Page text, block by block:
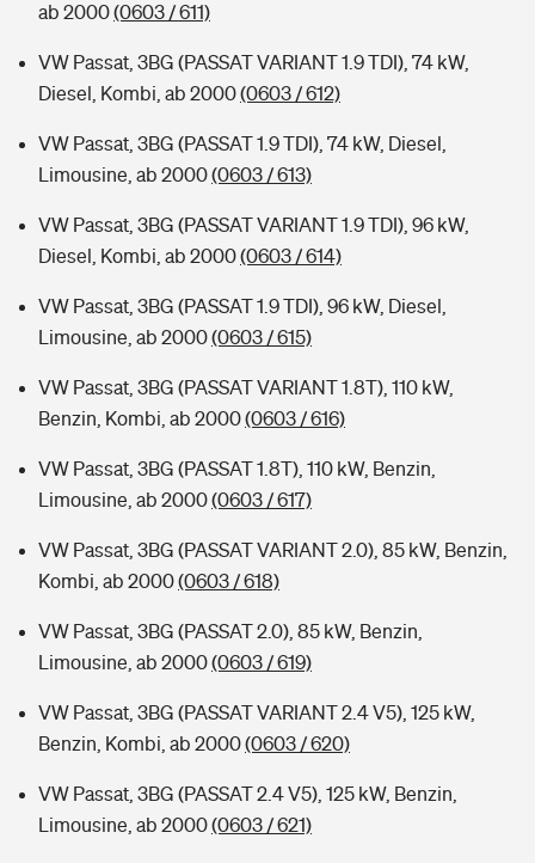
ab 2000(0603 / 611)
VW Passat, 3BG (PASSAT VARIANT 1.9 TDI), 74 kW,
Diesel, Kombi, ab 2000(0603 / 612)
VW Passat, 3BG (PASSAT 1.9 TDI), 74 kW, Diesel,
Limousine, ab 2000(0603 / 613)
VW Passat, 3BG (PASSAT VARIANT 1.9 TDI), 96 kW,
Diesel, Kombi, ab 2000(0603 / 614)
VW Passat, 3BG (PASSAT 1.9 TDI), 96 kW, Diesel,
Limousine, ab 2000(0603 / 615)
VW Passat, 3BG (PASSAT VARIANT 1.8T), 110 kW,
Benzin, Kombi, ab 2000(0603 / 616)
VW Passat, 3BG (PASSAT 1.8T), 110 kW, Benzin,
Limousine, ab 2000(0603 / 617)
VW Passat, 3BG (PASSAT VARIANT 2.0), 85 kW, Benzin,
Kombi, ab 2000(0603 / 618)
VW Passat, 3BG (PASSAT 2.0), 85 kW, Benzin,
Limousine, ab 2000(0603 / 619)
VW Passat, 3BG (PASSAT VARIANT 2.4 V5), 125 kW,
Benzin, Kombi, ab 2000(0603 / 620)
VW Passat, 3BG (PASSAT 2.4 V5), 125 kW, Benzin,
Limousine, ab 2000(0603 / 621)